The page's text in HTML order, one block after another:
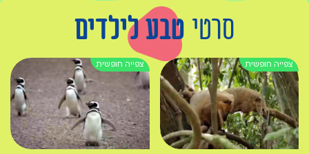
סרטי טבע לילדים